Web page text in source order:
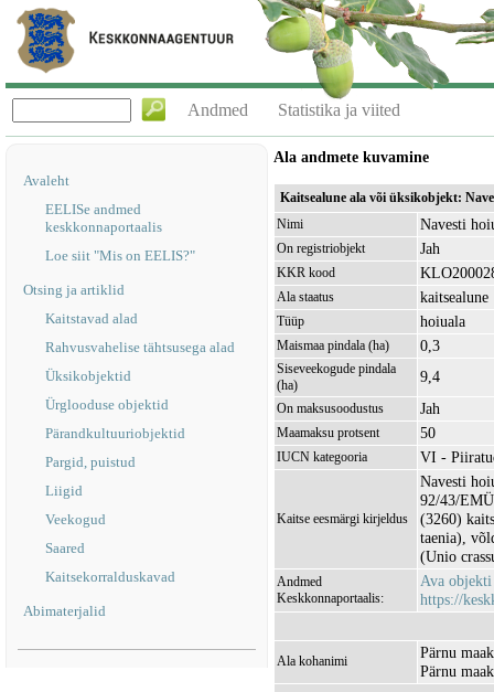
Andmed Statistika ja viited
Avaleht
EELISe andmed
keskkonnaportaalis
Loe siit "Mis on EELIS?"
Otsing ja artiklid
Kaitstavad alad
Rahvusvahelise tähtsusega alad
Üksikobjektid
Ürglooduse objektid
Pärandkultuuriobjektid
Pargid, puistud
Liigid
Veekogud
Saared
Kaitsekorralduskavad
Abimaterjalid
Ala andmete kuvamine
Kaitsealune ala või üksikobjekt:
Nimi
Navesti
On registriobjekt Jah
KKR kood
Ala staatus kaitsealune
Tüüp hoiuala
Maismaa pindala (ha) 0,3
Siseveekogude pindala
(ha)
9,4
On maksusoodustus Jah
Maamaksu protsent 50
IUCN kategooria VI -
Kaitse eesmärgi kirjeldus
Navesti
92/43/
(3260)
taenia),
(Unio
Andmed
Keskkonnaportaalis:
Ava objekti
https://
Ala kohanimi
Pärnu
Pärnu